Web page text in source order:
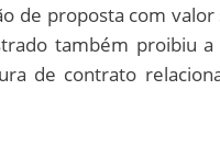
de proposta com
também proibiu
de contrato